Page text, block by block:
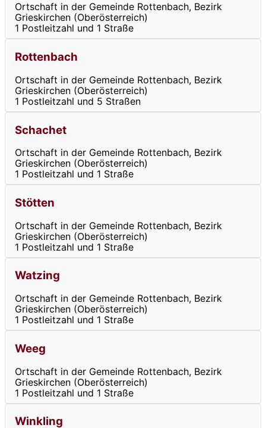
Ortschaft in der Gemeinde Rottenbach, Bezirk
Grieskirchen (Oberösterreich)
1 Postleitzahl und 1 Straße
Rottenbach
Ortschaft in der Gemeinde Rottenbach, Bezirk
Grieskirchen (Oberösterreich)
1 Postleitzahl und 5 Straßen
Schachet
Ortschaft in der Gemeinde Rottenbach, Bezirk
Grieskirchen (Oberösterreich)
1 Postleitzahl und 1 Straße
Stötten
Ortschaft in der Gemeinde Rottenbach, Bezirk
Grieskirchen (Oberösterreich)
1 Postleitzahl und 1 Straße
Watzing
Ortschaft in der Gemeinde Rottenbach, Bezirk
Grieskirchen (Oberösterreich)
1 Postleitzahl und 1 Straße
Weeg
Ortschaft in der Gemeinde Rottenbach, Bezirk
Grieskirchen (Oberösterreich)
1 Postleitzahl und 1 Straße
Winkling